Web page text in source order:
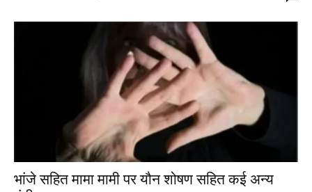
भांजे सहित मामा मामी पर यौन शोषण सहित कई अन्य